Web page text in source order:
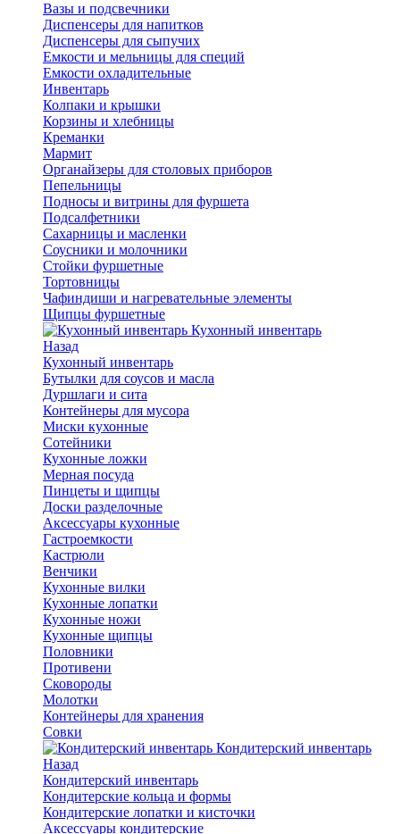
Вазы и подсвечники
Диспенсеры для напитков
Диспенсеры для сыпучих
Емкости и мельницы для специй
Емкости охладительные
Инвентарь
Колпаки и крышки
Корзины и хлебницы
Креманки
Мармит
Органайзеры для столовых приборов
Пепельницы
Подносы и витрины для фуршета
Подсалфетники
Сахарницы и масленки
Соусники и молочники
Стойки фуршетные
Тортовницы
Чафиндиши и нагревательные элементы
Щипцы фуршетные
Кухонный инвентарь
Назад
Кухонный инвентарь
Бутылки для соусов и масла
Дуршлаги и сита
Контейнеры для мусора
Миски кухонные
Сотейники
Кухонные ложки
Мерная посуда
Пинцеты и щипцы
Доски разделочные
Аксессуары кухонные
Гастроемкости
Кастрюли
Венчики
Кухонные вилки
Кухонные лопатки
Кухонные ножи
Кухонные щипцы
Половники
Противени
Сковороды
Молотки
Контейнеры для хранения
Совки
Кондитерский инвентарь
Назад
Кондитерский инвентарь
Кондитерские кольца и формы
Кондитерские лопатки и кисточки
Аксессуары кондитерские